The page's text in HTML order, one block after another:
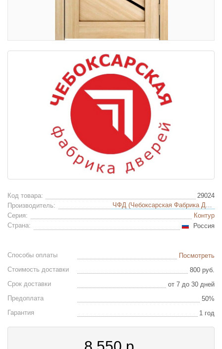
Код товара:
29024
Производитель:
ЧФД (Чебоксарская Фабрика Дверей)
Серия:
Контур
Страна:
Россия
Способы оплаты
Посмотреть
Стоимость доставки
800 руб.
Срок доставки
от 7 до 30 дней
Предоплата
50%
Гарантия
1 год